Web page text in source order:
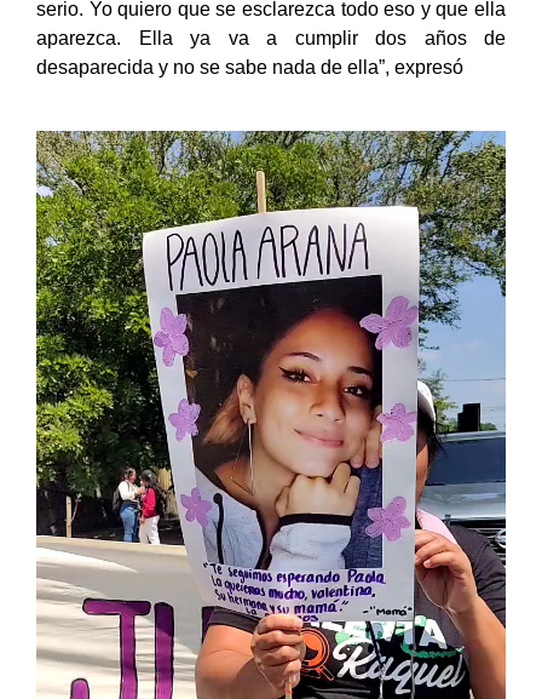
serio. Yo quiero que se esclarezca todo eso y que ella
aparezca. Ella ya va a cumplir dos años de
desaparecida y no se sabe nada de ella”, expresó